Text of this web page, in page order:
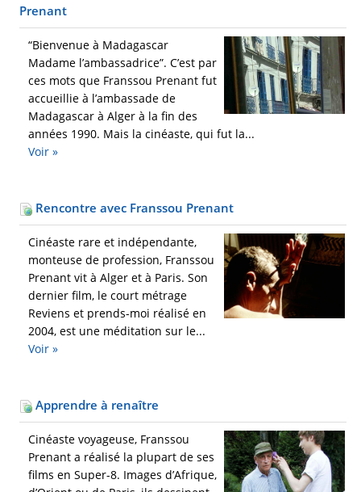
Prenant
“Bienvenue à Madagascar
Madame l’ambassadrice”. C’est par
ces mots que Franssou Prenant fut
accueillie à l’ambassade de
Madagascar à Alger à la fin des
années 1990. Mais la cinéaste, qui fut la...
Voir »
Rencontre avec Franssou Prenant
Cinéaste rare et indépendante,
monteuse de profession, Franssou
Prenant vit à Alger et à Paris. Son
dernier film, le court métrage
Reviens et prends-moi réalisé en
2004, est une méditation sur le...
Voir »
Apprendre à renaître
Cinéaste voyageuse, Franssou
Prenant a réalisé la plupart de ses
films en Super-8. Images d’Afrique,